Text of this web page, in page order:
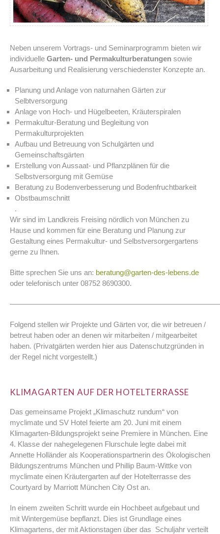
Neben unserem Vortrags- und Seminarprogramm bieten wir
individuelle Garten- und Permakulturberatungen sowie
Ausarbeitung und Realisierung verschiedenster Konzepte an.
Planung und Anlage von naturnahen Gärten zur
Selbtversorgung
Anlage von Hoch- und Hügelbeeten, Kräuterspiralen
Permakultur-Beratung und Begleitung von
Permakulturprojekten
Aufbau und Betreuung von Schulgärten und
Gemeinschaftsgärten
Erstellung von Aussaat- und Pflanzplänen für die
Selbstversorgung mit Gemüse
Beratung zu Bodenverbesserung und Bodenfruchtbarkeit
Obstbaumschnitt
.
Wir sind im Landkreis Freising nördlich von München zu
Hause und kommen für eine Beratung und Planung zur
Gestaltung eines Permakultur- und Selbstversorgergartens
gerne zu Ihnen.
Bitte sprechen Sie uns an: beratung@garten-des-lebens.de
oder telefonisch unter 08752 8690300.
Folgend stellen wir Projekte und Gärten vor, die wir betreuen /
betreut haben oder an denen wir mitarbeiten / mitgearbeitet
haben. (Privatgärten werden hier aus Datenschutzgründen in
der Regel nicht vorgestellt.)
KLIMAGARTEN AUF DER HOTELTERRASSE
Das gemeinsame Projekt „Klimaschutz rundum“ von
myclimate und SV Hotel feierte am 20. Juni mit einem
Klimagarten-Bildungsprojekt seine Premiere in München. Eine
4. Klasse der nahegelegenen Flurschule legte dabei mit
Annette Holländer als Kooperationspartnerin des Ökologischen
Bildungszentrums München und Phillip Baum-Wittke von
myclimate einen Kräutergarten auf der Hotelterrasse des
Courtyard by Marriott München City Ost an.
In einem zweiten Schritt wurde ein Hochbeet aufgebaut und
mit Wintergemüse bepflanzt. Dies ist Grundlage eines
Klimagartens, der mit Aktionstagen über das Schuljahr verteilt